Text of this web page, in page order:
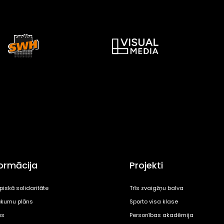
solidaritāte
plāns
Projekti
Trīs zvaigžņu balva
Sporto visa klase
Personības akadēmija